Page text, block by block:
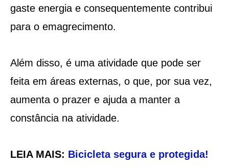
gaste energia e consequentemente contribui
para o emagrecimento.
Além disso, é uma atividade que pode ser
feita em áreas externas, o que, por sua vez,
aumenta o prazer e ajuda a manter a
constância na atividade.
LEIA MAIS: Bicicleta segura e protegida!